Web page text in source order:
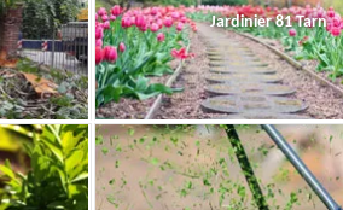
Jardinier 81 Tarn